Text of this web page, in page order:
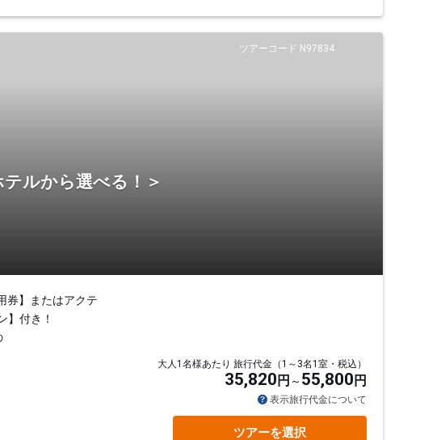
ツアーコード N97834
ルから選べる！＞
券】またはアクテ
】付き！
大人1名様あたり 旅行代金（1～3名1室・税込）
35,820 円 55,800 円
表示旅行代金について
ツアーを選択